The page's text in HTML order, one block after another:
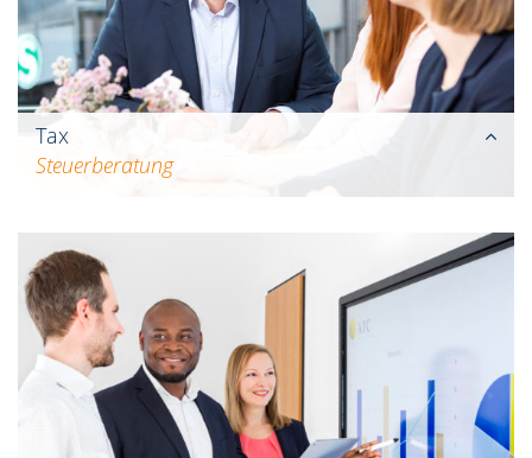
Tax
Steuerberatung
Technik erstellen wir Ihre Steuererklärung und
beraten Sie bei der Steuerplanung. Mit Hilfe
ausgewogener Steuerkonzepte bewältigen wir
gemeinsam mit Ihnen die Herausforderungen
des nationalen und internationalen
Steuerrechts.